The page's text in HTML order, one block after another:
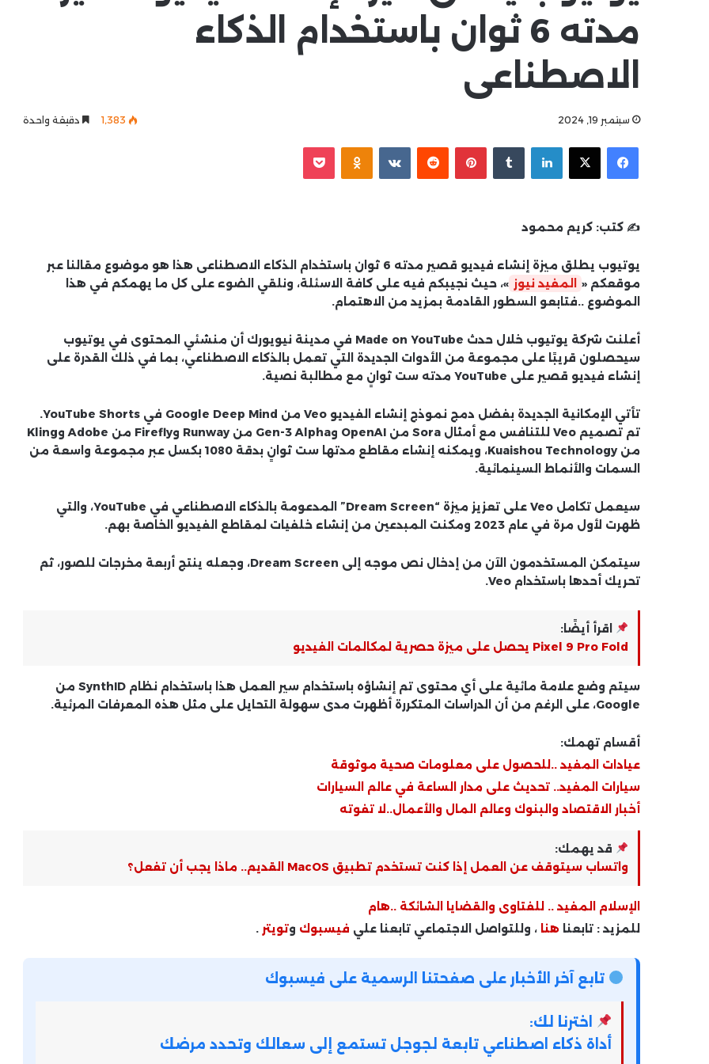
مدته 6 ثوان باستخدام الذكاء
الاصطناعى
سبتمبر 19, 2024 1٬383 دقيقة واحدة
فيسبوك
‫X لينكدإن بينتيريست Odnoklassniki
‫Pocket
✍️ كتب: كريم محمود
يوتيوب يطلق ميزة إنشاء فيديو قصير مدته 6 ثوان باستخدام الذكاء الاصطناعى هذا هو موضوع مقالنا عبر
موقعكم «
المفيد نيوز »، حيث نجيبكم فيه على كافة الاسئلة، ونلقي الضوء على كل ما يهمكم في هذا
الموضوع ..فتابعو السطور القادمة بمزيد من الاهتمام.
أعلنت شركة يوتيوب خلال حدث Made on YouTube في مدينة نيويورك أن منشئي المحتوى في يوتيوب
سيحصلون قريبًا على مجموعة من الأدوات الجديدة التي تعمل بالذكاء الاصطناعي، بما في ذلك القدرة على
إنشاء فيديو قصير على YouTube مدته ست ثوانٍ مع مطالبة نصية.
تأتي الإمكانية الجديدة بفضل دمج نموذج إنشاء الفيديو Veo من Google Deep Mind في YouTube Shorts.
تم تصميم Veo للتنافس مع أمثال Sora من OpenAI وGen-3 Alpha من Runway وFirefly من Adobe وKling
من Kuaishou Technology، ويمكنه إنشاء مقاطع مدتها ست ثوانٍ بدقة 1080 بكسل عبر مجموعة واسعة من
السمات والأنماط السينمائية.
سيعمل تكامل Veo على تعزيز ميزة “Dream Screen” المدعومة بالذكاء الاصطناعي في YouTube، والتي
ظهرت لأول مرة في عام 2023 ومكنت المبدعين من إنشاء خلفيات لمقاطع الفيديو الخاصة بهم.
سيتمكن المستخدمون الآن من إدخال نص موجه إلى Dream Screen، وجعله ينتج أربعة مخرجات للصور، ثم
تحريك أحدها باستخدام Veo.
اقرأ أيضًا:
Pixel 9 Pro Fold يحصل على ميزة حصرية لمكالمات الفيديو
سيتم وضع علامة مائية على أي محتوى تم إنشاؤه باستخدام سير العمل هذا باستخدام نظام SynthID من
Google، على الرغم من أن الدراسات المتكررة أظهرت مدى سهولة التحايل على مثل هذه المعرفات المرئية.
أقسام تهمك:
عيادات المفيد ..للحصول على معلومات صحية موثوقة
سيارات المفيد.. تحديث على مدار الساعة في عالم السيارات
أخبار الاقتصاد والبنوك وعالم المال والأعمال..لا تفوته
قد يهمك:
واتساب سيتوقف عن العمل إذا كنت تستخدم تطبيق MacOS القديم.. ماذا يجب أن تفعل؟
الإسلام المفيد .. للفتاوى والقضايا الشائكة ..هام
للمزيد : تابعنا هنا ، وللتواصل الاجتماعي تابعنا علي فيسبوك وتويتر .
تابع آخر الأخبار على صفحتنا الرسمية على فيسبوك
اخترنا لك:
أداة ذكاء اصطناعي تابعة لجوجل تستمع إلى سعالك وتحدد مرضك
نزيف الدورة الشهرية .. متى يكون
طبيعيًا ومتى يستدعي القلق
مشحونة بالتحديات
أخبار الذكاء الاصطناعي العربي ..